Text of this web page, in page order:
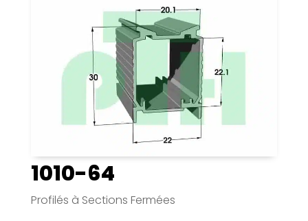
1010-64
Profilés à Sections Fermées